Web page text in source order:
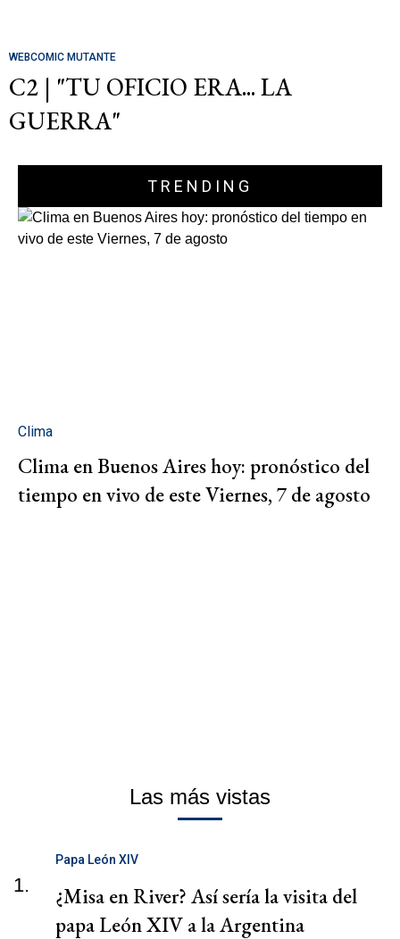
WEBCOMIC MUTANTE
C2 | "TU OFICIO ERA... LA
GUERRA"
TRENDING
Clima
Clima en Buenos Aires hoy: pronóstico del
tiempo en vivo de este Viernes, 7 de agosto
Las más vistas
1.
Papa León XIV
¿Misa en River? Así sería la visita del
papa León XIV a la Argentina